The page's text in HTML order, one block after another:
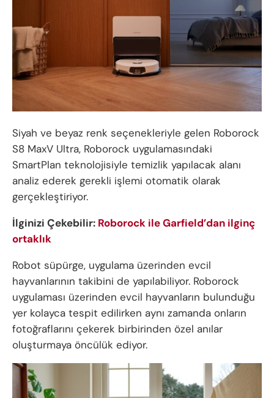
Siyah ve beyaz renk seçenekleriyle gelen Roborock
S8 MaxV Ultra, Roborock uygulamasındaki
SmartPlan teknolojisiyle temizlik yapılacak alanı
analiz ederek gerekli işlemi otomatik olarak
gerçekleştiriyor.
İlginizi Çekebilir: Roborock ile Garfield’dan ilginç
ortaklık
Robot süpürge, uygulama üzerinden evcil
hayvanlarının takibini de yapılabiliyor. Roborock
uygulaması üzerinden evcil hayvanların bulunduğu
yer kolayca tespit edilirken aynı zamanda onların
fotoğraflarını çekerek birbirinden özel anılar
oluşturmaya öncülük ediyor.